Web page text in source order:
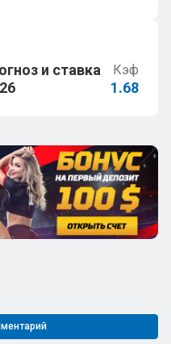
и ставка
Кэф
1.68